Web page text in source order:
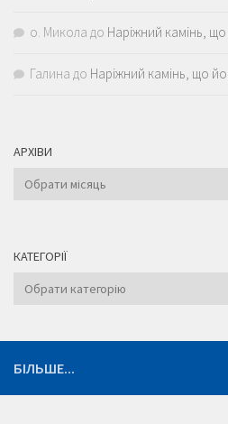
о. Микола до Наріжний камінь, що
Галина до Наріжний камінь, що
АРХІВИ
Архіви
КАТЕГОРІЇ
Категорії
БІЛЬШЕ...